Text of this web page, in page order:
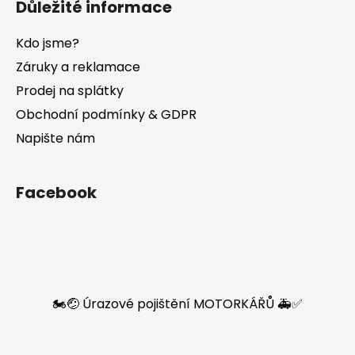
Důležité informace
Kdo jsme?
Záruky a reklamace
Prodej na splátky
Obchodní podmínky & GDPR
Napište nám
Facebook
🏍️🤕 Úrazové pojištění MOTORKÁŘŮ 🚑✅